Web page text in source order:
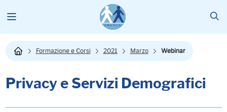
Formazione e Corsi 2021 Marzo Webinar
Privacy e Servizi Demografici